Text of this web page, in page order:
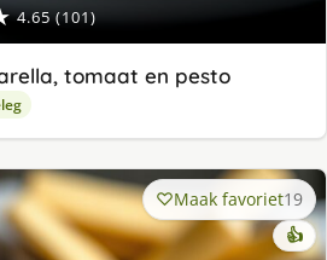
4.65 (101)
tomaat en pesto
Maak favoriet19
👍